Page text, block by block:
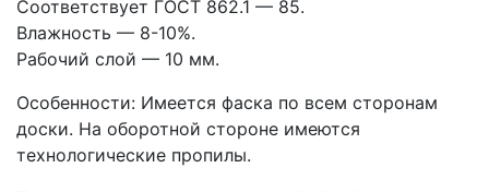
Соответствует ГОСТ 862.1 — 85.
Влажность — 8-10%.
Рабочий слой — 10 мм.
Особенности: Имеется фаска по всем сторонам
доски. На оборотной стороне имеются
технологические пропилы.